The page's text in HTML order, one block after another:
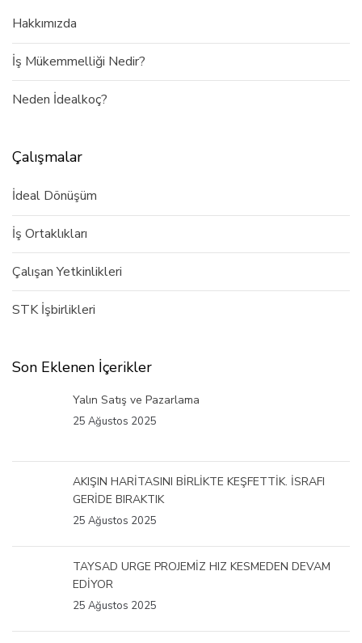
Hakkımızda
İş Mükemmelliği Nedir?
Neden İdealkoç?
Çalışmalar
İdeal Dönüşüm
İş Ortaklıkları
Çalışan Yetkinlikleri
STK İşbirlikleri
Son Eklenen İçerikler
Yalın Satış ve Pazarlama
25 Ağustos 2025
AKIŞIN HARİTASINI BİRLİKTE KEŞFETTİK. İSRAFI
GERİDE BIRAKTIK
25 Ağustos 2025
TAYSAD URGE PROJEMİZ HIZ KESMEDEN DEVAM
EDİYOR
25 Ağustos 2025